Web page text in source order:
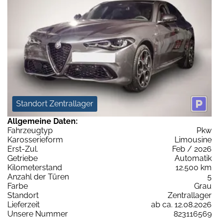
Standort Zentrallager
Allgemeine Daten:
Fahrzeugtyp
Pkw
Karosserieform
Limousine
Erst-Zul.
Feb / 2026
Getriebe
Automatik
Kilometerstand
12.500 km
Anzahl der Türen
5
Farbe
Grau
Standort
Zentrallager
Lieferzeit
ab ca. 12.08.2026
Unsere Nummer
823116569